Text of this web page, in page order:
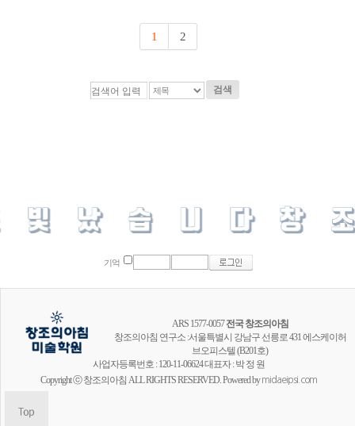
1 2
검색
기억
ARS 1577-0057전국 창조의아침
창조의아침 연구소 :서울특별시 강남구 선릉로 431 에스케이허
브오피스텔 (B201호)
사업자등록번호 : 120-11-06624 대표자 : 박 정 원
Copyright ⓒ 창조의아침 ALL RIGHTS RESERVED. Powered bymidaeipsi.com